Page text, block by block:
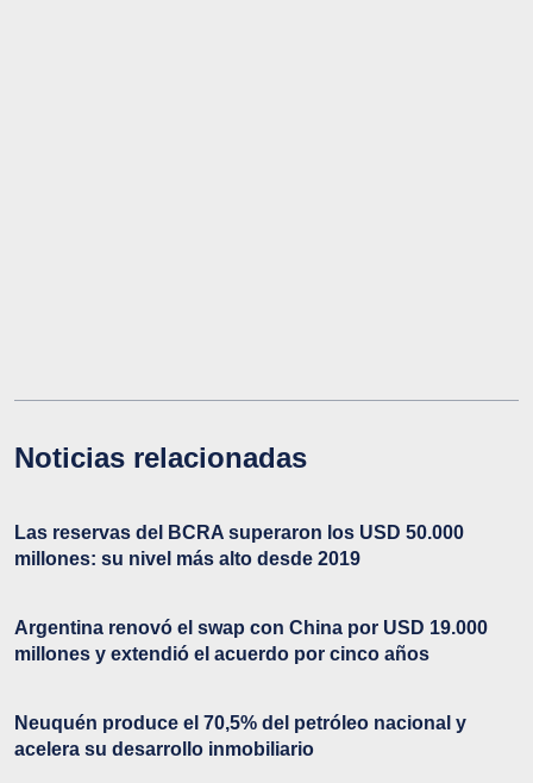
Noticias relacionadas
Las reservas del BCRA superaron los USD 50.000
millones: su nivel más alto desde 2019
Argentina renovó el swap con China por USD 19.000
millones y extendió el acuerdo por cinco años
Neuquén produce el 70,5% del petróleo nacional y
acelera su desarrollo inmobiliario